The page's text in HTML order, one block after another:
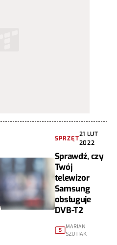
SPRZĘT
21 LUT
2022
Sprawdź, czy
Twój
telewizor
Samsung
obsługuje
DVB-T2
5
MARIAN
SZUTIAK